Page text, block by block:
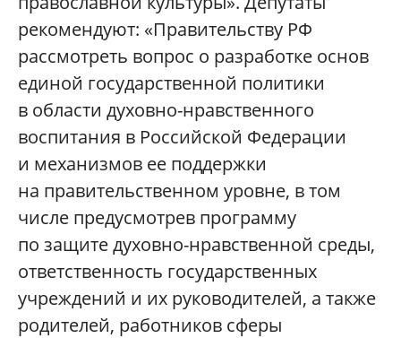
рекомендуют: «Правительству РФ
рассмотреть вопрос о разработке основ
единой государственной политики
в области духовно-нравственного
воспитания в Российской Федерации
и механизмов ее поддержки
на правительственном уровне, в том
числе предусмотрев программу
по защите духовно-нравственной среды,
ответственность государственных
учреждений и их руководителей, а также
родителей, работников сферы